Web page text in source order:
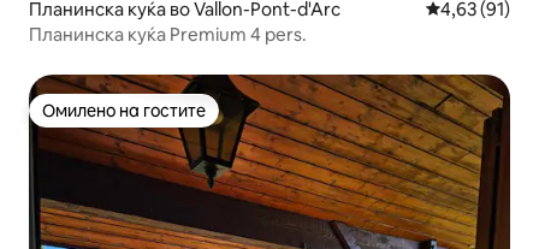
Планинска куќа во Vallon-Pont-d'Arc Просечна
4,63 (91)
Планинска куќа Premium 4 pers.
Омилено на гостите
Омилено на гостите